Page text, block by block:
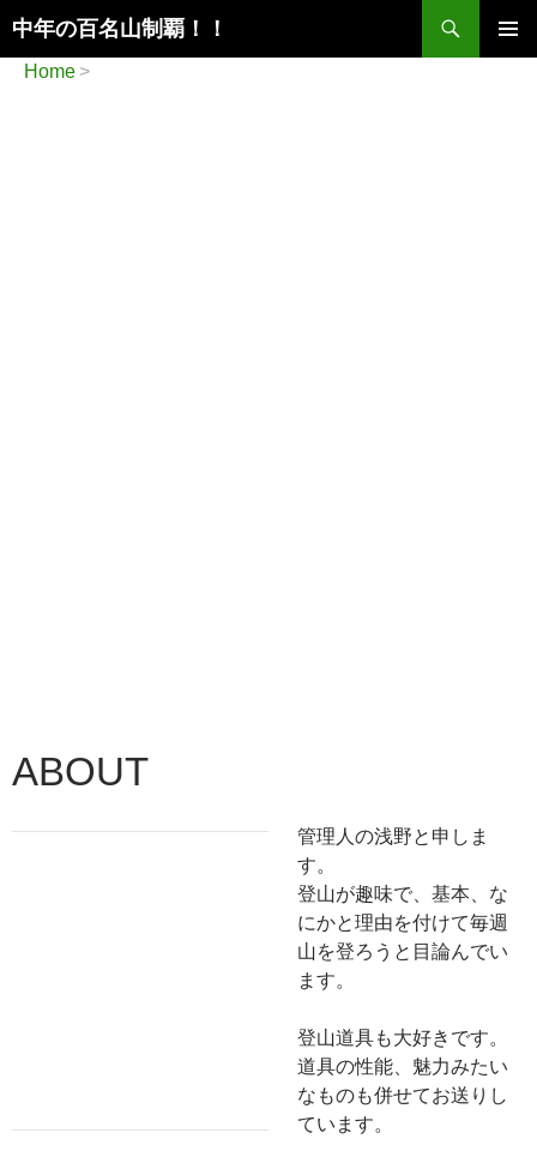
中年の百名山制覇！！
検
索
ンHome
ABOUT
管理人の浅野と申しま
す。
登山が趣味で、基本、な
にかと理由を付けて毎週
山を登ろうと目論んでい
ます。
登山道具も大好きです。
道具の性能、魅力みたい
なものも併せてお送りし
ています。